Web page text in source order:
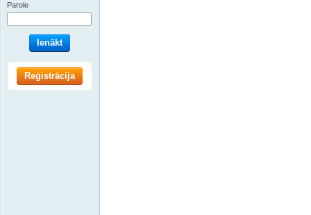
Parole
Ienākt
Reģistrācija